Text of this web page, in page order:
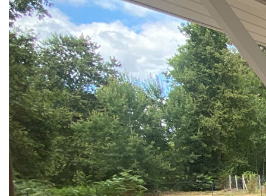
Description
Réf : 1579
A SABRES, commune du Parc Naturel Régionnal des
Landes de Gascogne à 30min deMONT DE MARSAN et